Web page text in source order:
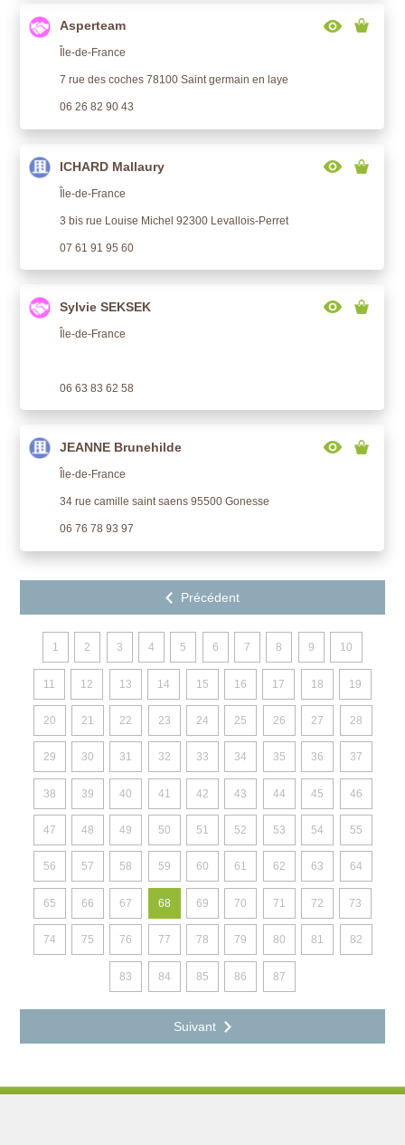
Asperteam
Île-de-France
7 rue des coches 78100 Saint germain en laye
06 26 82 90 43
ICHARD Mallaury
Île-de-France
3 bis rue Louise Michel 92300 Levallois-Perret
07 61 91 95 60
Sylvie SEKSEK
Île-de-France
06 63 83 62 58
JEANNE Brunehilde
Île-de-France
34 rue camille saint saens 95500 Gonesse
06 76 78 93 97
1 2 3 4 5 6 7 8 9 10
11 12 13 14 15 16 17 18 19
20 21 22 23 24 25 26 27 28
29 30 31 32 33 34 35 36 37
38 39 40 41 42 43 44 45 46
47 48 49 50 51 52 53 54 55
56 57 58 59 60 61 62 63 64
65 66 67 68 69 70 71 72 73
74 75 76 77 78 79 80 81 82
83 84 85 86 87